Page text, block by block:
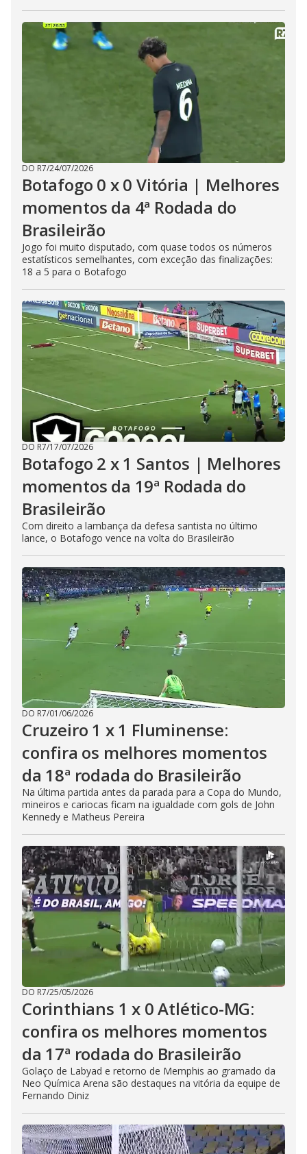
DO R7/24/07/2026
Botafogo 0 x 0 Vitória | Melhores
momentos da 4ª Rodada do
Brasileirão
Jogo foi muito disputado, com quase todos os números
estatísticos semelhantes, com exceção das finalizações:
18 a 5 para o Botafogo
DO R7/17/07/2026
Botafogo 2 x 1 Santos | Melhores
momentos da 19ª Rodada do
Brasileirão
Com direito a lambança da defesa santista no último
lance, o Botafogo vence na volta do Brasileirão
DO R7/01/06/2026
Cruzeiro 1 x 1 Fluminense:
confira os melhores momentos
da 18ª rodada do Brasileirão
Na última partida antes da parada para a Copa do Mundo,
mineiros e cariocas ficam na igualdade com gols de John
Kennedy e Matheus Pereira
DO R7/25/05/2026
Corinthians 1 x 0 Atlético-MG:
confira os melhores momentos
da 17ª rodada do Brasileirão
Golaço de Labyad e retorno de Memphis ao gramado da
Neo Química Arena são destaques na vitória da equipe de
Fernando Diniz